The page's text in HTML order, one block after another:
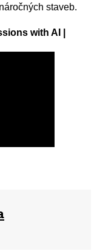
staveb.
with AI |